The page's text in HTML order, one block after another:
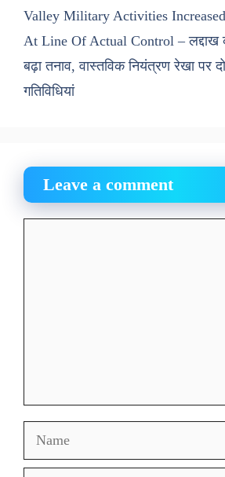
Valley Military Activities
At Line Of Actual Control – लद्दाख
बढ़ा तनाव, वास्तविक नियंत्रण रेखा पर
गतिविधियां
Leave a comment
Name